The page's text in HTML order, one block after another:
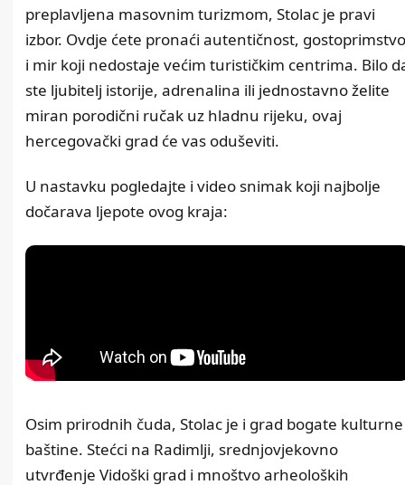
preplavljena masovnim turizmom, Stolac je pravi
izbor. Ovdje ćete pronaći autentičnost, gostoprimstvo
i mir koji nedostaje većim turističkim centrima. Bilo
ste ljubitelj istorije, adrenalina ili jednostavno želite
miran porodični ručak uz hladnu rijeku, ovaj
hercegovački grad će vas oduševiti.
U nastavku pogledajte i video snimak koji najbolje
dočarava ljepote ovog kraja:
Osim prirodnih čuda, Stolac je i grad bogate kulturne
baštine. Stećci na Radimlji, srednjovjekovno
utvrđenje Vidoški grad i mnoštvo arheoloških